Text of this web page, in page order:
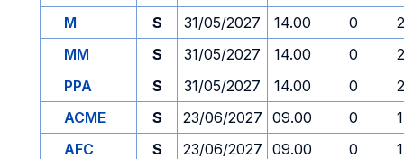
M
S 31/05/2027 14.00 0
MM
S 31/05/2027 14.00 0
PPA
S 31/05/2027 14.00 0
ACME
S 23/06/2027 09.00 0
AFC
S 23/06/2027 09.00 0